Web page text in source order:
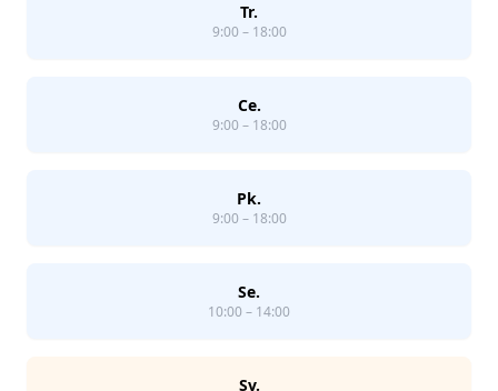
Tr.
9:00 – 18:00
Ce.
9:00 – 18:00
Pk.
9:00 – 18:00
Se.
10:00 – 14:00
Sv.